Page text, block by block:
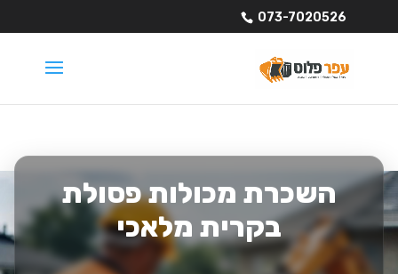
073-7020526
השכרת מכולות פסולת
בקרית מלאכי